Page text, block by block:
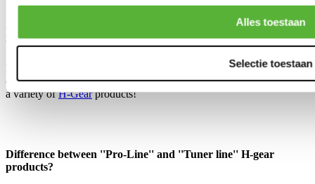
Alles toestaan
Selectie toestaan
Including sliders and side brackets.
Mounting Points: WxL: 345x275mm
Weight: 10.3 kg
Is this not the product you are looking for? We have a wide variety
ofBucket seatsfor your car! Furthermore, our assortment consists of
a variety ofH-Gearproducts!
Difference between ''Pro-Line'' and ''Tuner line'' H-gear
products?